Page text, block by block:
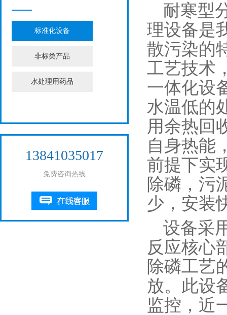
标准化设备
非标类产品
水处理用药品
13841035017
免费咨询热线
耐寒型
理设备是
散污染的
工艺技术
一体化设
水温低的
用余热回
自身热能
前提下实
除磷，污
少，安装
设备采
反应核心
除磷工艺
放。此设
监控，近